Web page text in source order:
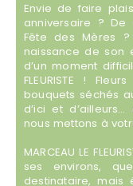
Envie de faire
anniversaire ?
Fête des Mères
naissance de son
d’un moment
FLEURISTE !
bouquets séchés
d’ici et
nous mettons à
MARCEAU LE
ses environs,
destinataire, mais